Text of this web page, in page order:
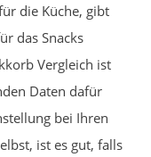
die Küche, gibt
das Snacks
Vergleich ist
Daten dafür
bei Ihren
ist es gut, falls